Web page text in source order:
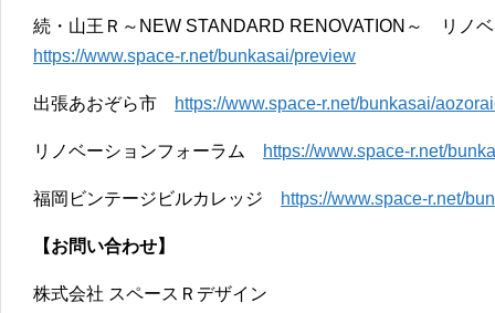
続・山王Ｒ～NEW STANDARD RENOVATION～ リノ
https://www.space-r.net/bunkasai/preview
出張あおぞら市 https://www.space-r.net/bunkasai/
リノベーションフォーラム https://www.space-r.net/
福岡ビンテージビルカレッジ https://www.space-r.net/
【お問い合わせ】
株式会社 スペースＲデザイン